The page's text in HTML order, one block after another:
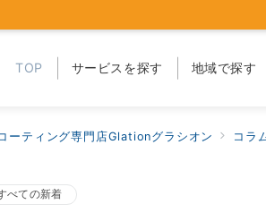
TOP サービスを探す 地域で探す
ーティング専門店Glationグラシオン コラ
べての新着